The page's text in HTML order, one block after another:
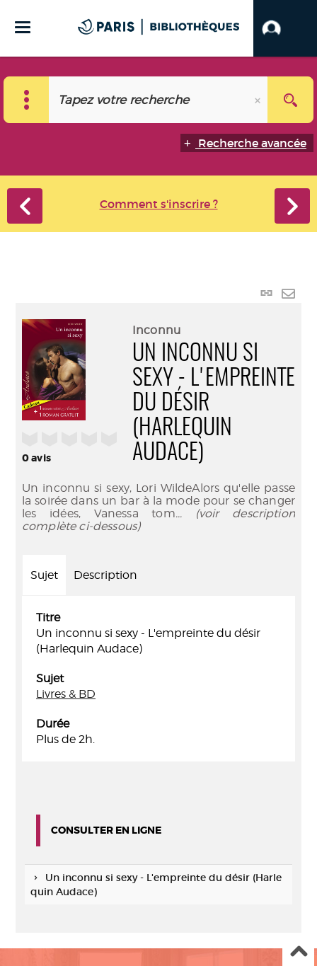
Recherche avancée
Comment s'inscrire ?
Lien
0avis
Inconnu
UN INCONNU SI
SEXY - L'EMPREINTE
DU DÉSIR
(HARLEQUIN
AUDACE)
Un inconnu si sexy, Lori WildeAlors qu'elle passe
la soirée dans un bar à la mode pour se changer
les idées, Vanessa tom... (voir description
complète ci-dessous)
Sujet Description
Titre
Un inconnu si sexy - L'empreinte du désir
(Harlequin Audace)
Sujet
Livres & BD
Durée
Plus de 2h.
CONSULTER EN LIGNE
Un inconnu si sexy - L'empreinte du désir (Harle
quin Audace)